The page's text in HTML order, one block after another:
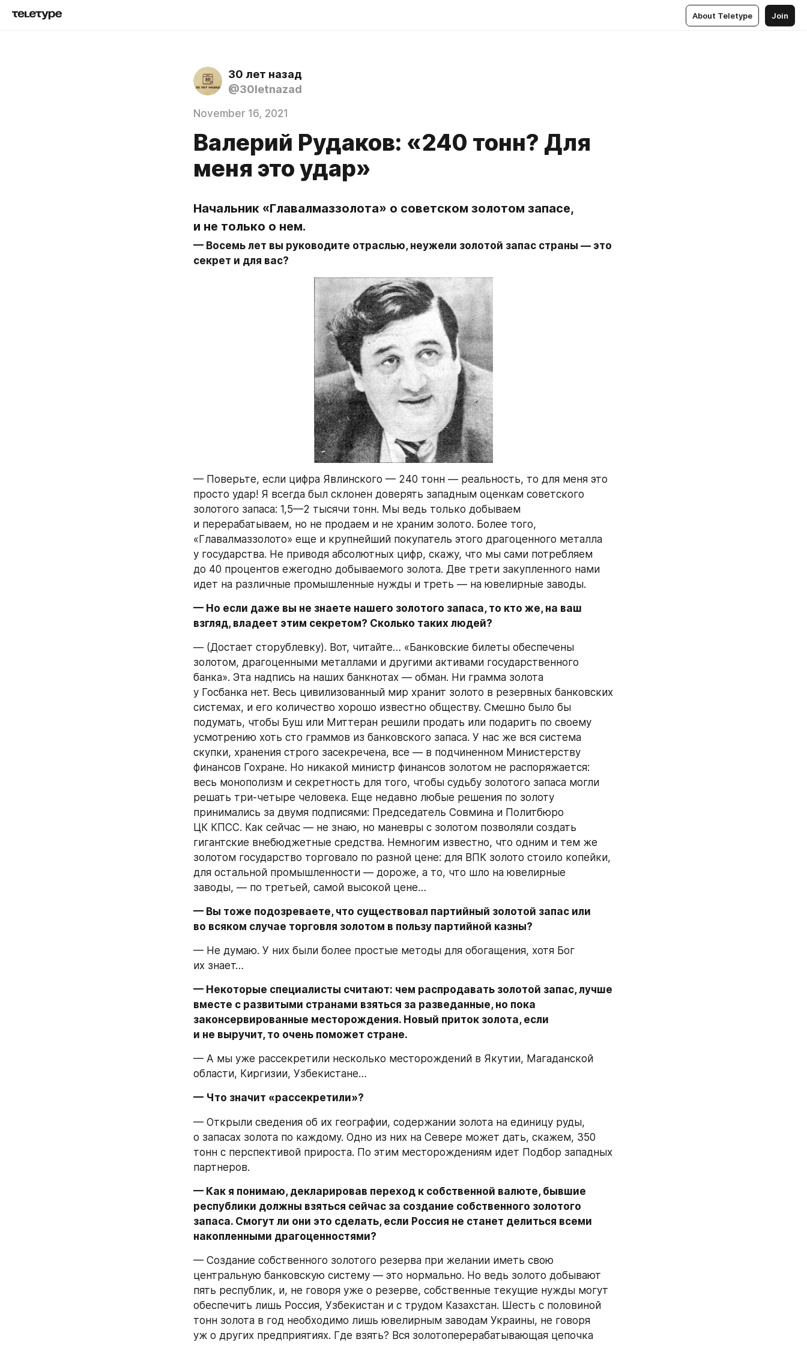
About Teletype Join
30 лет назад
@30letnazad
November 16, 2021
Валерий Рудаков: «240 тонн? Для
меня это удар»
Начальник «Главалмаззолота» о советском золотом запасе,
и не только о нем.
— Восемь лет вы руководите отраслью, неужели золотой запас страны — это
секрет и для вас?
— Поверьте, если цифра Явлинского — 240 тонн — реальность, то для меня это
просто удар! Я всегда был склонен доверять западным оценкам советского
золотого запаса: 1,5—2 тысячи тонн. Мы ведь только добываем
и перерабатываем, но не продаем и не храним золото. Более того,
«Главалмаззолото» еще и крупнейший покупатель этого драгоценного металла
у государства. Не приводя абсолютных цифр, скажу, что мы сами потребляем
до 40 процентов ежегодно добываемого золота. Две трети закупленного нами
идет на различные промышленные нужды и треть — на ювелирные заводы.
— Но если даже вы не знаете нашего золотого запаса, то кто же, на ваш
взгляд, владеет этим секретом? Сколько таких людей?
— (Достает сторублевку). Вот, читайте… «Банковские билеты обеспечены
золотом, драгоценными металлами и другими активами государственного
банка». Эта надпись на наших банкнотах — обман. Ни грамма золота
у Госбанка нет. Весь цивилизованный мир хранит золото в резервных банковских
системах, и его количество хорошо известно обществу. Смешно было бы
подумать, чтобы Буш или Миттеран решили продать или подарить по своему
усмотрению хоть сто граммов из банковского запаса. У нас же вся система
скупки, хранения строго засекречена, все — в подчиненном Министерству
финансов Гохране. Но никакой министр финансов золотом не распоряжается:
весь монополизм и секретность для того, чтобы судьбу золотого запаса могли
решать три-четыре человека. Еще недавно любые решения по золоту
принимались за двумя подписями: Председатель Совмина и Политбюро
ЦК КПСС. Как сейчас — не знаю, но маневры с золотом позволяли создать
гигантские внебюджетные средства. Немногим известно, что одним и тем же
золотом государство торговало по разной цене: для ВПК золото стоило копейки,
для остальной промышленности — дороже, а то, что шло на ювелирные
заводы, — по третьей, самой высокой цене…
— Вы тоже подозреваете, что существовал партийный золотой запас или
во всяком случае торговля золотом в пользу партийной казны?
— Не думаю. У них были более простые методы для обогащения, хотя Бог
их знает…
— Некоторые специалисты считают: чем распродавать золотой запас, лучше
вместе с развитыми странами взяться за разведанные, но пока
законсервированные месторождения. Новый приток золота, если
и не выручит, то очень поможет стране.
— А мы уже рассекретили несколько месторождений в Якутии, Магаданской
области, Киргизии, Узбекистане…
— Что значит «рассекретили»?
— Открыли сведения об их географии, содержании золота на единицу руды,
о запасах золота по каждому. Одно из них на Севере может дать, скажем, 350
тонн с перспективой прироста. По этим месторождениям идет Подбор западных
партнеров.
— Как я понимаю, декларировав переход к собственной валюте, бывшие
республики должны взяться сейчас за создание собственного золотого
запаса. Смогут ли они это сделать, если Россия не станет делиться всеми
накопленными драгоценностями?
— Создание собственного золотого резерва при желании иметь свою
центральную банковскую систему — это нормально. Но ведь золото добывают
пять республик, и, не говоря уже о резерве, собственные текущие нужды могут
обеспечить лишь Россия, Узбекистан и с трудом Казахстан. Шесть с половиной
тонн золота в год необходимо лишь ювелирным заводам Украины, не говоря
уж о других предприятиях. Где взять? Вся золотоперерабатывающая цепочка